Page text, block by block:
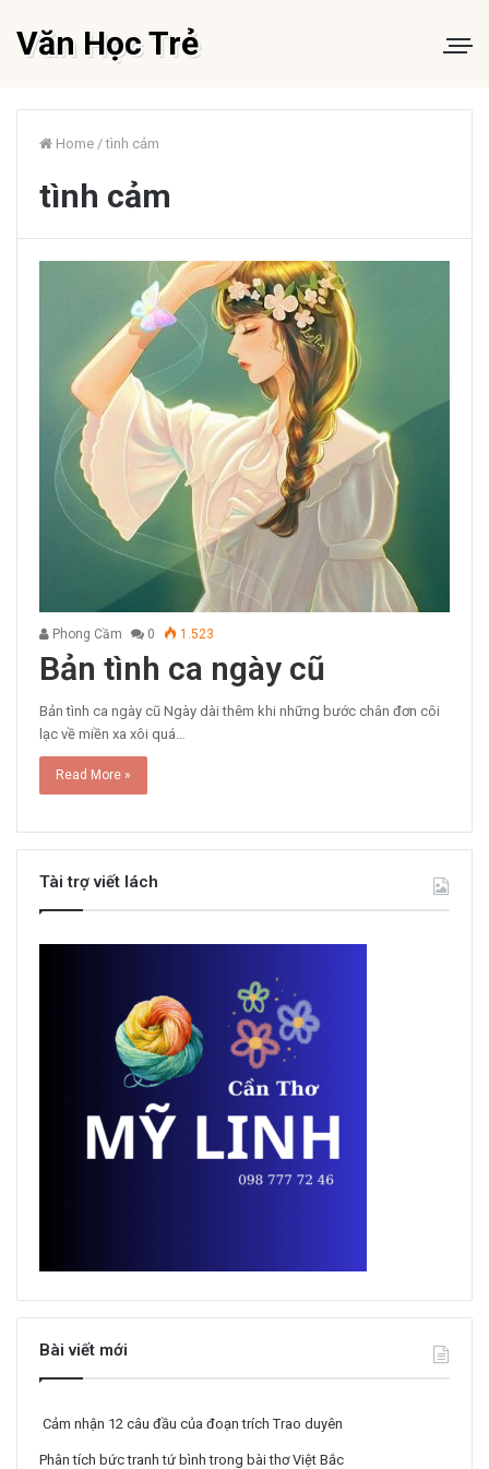
Văn Học Trẻ
Home / tình cảm
tình cảm
Phong Cầm 0 1.523
Bản tình ca ngày cũ
Bản tình ca ngày cũ Ngày dài thêm khi những bước chân đơn côi
lạc về miền xa xôi quá…
Read More »
Tài trợ viết lách
Bài viết mới
Cảm nhận 12 câu đầu của đoạn trích Trao duyên
Phân tích bức tranh tứ bình trong bài thơ Việt Bắc